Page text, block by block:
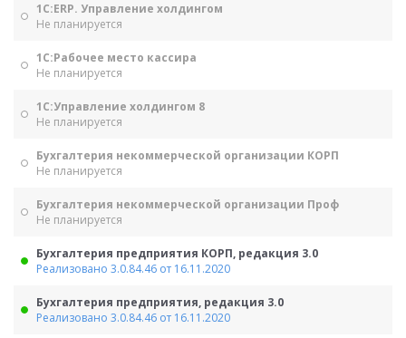
1С:ERP. Управление холдингом
Не планируется
1С:Рабочее место кассира
Не планируется
1С:Управление холдингом 8
Не планируется
Бухгалтерия некоммерческой организации КОРП
Не планируется
Бухгалтерия некоммерческой организации Проф
Не планируется
Бухгалтерия предприятия КОРП, редакция 3.0
Реализовано 3.0.84.46 от 16.11.2020
Бухгалтерия предприятия, редакция 3.0
Реализовано 3.0.84.46 от 16.11.2020